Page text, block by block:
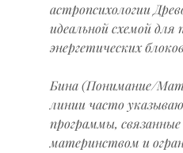
астропсихологии
идеальной схемой для
энергетических
Бина (Понимание/
линии часто
программы,
материнством и